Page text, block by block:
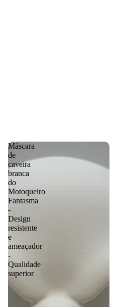
Máscara
de
caveira
branca
do
Motoqueiro
Fantasma
-
Design
resistente
e
ameaçador
-
Qualidade
superior